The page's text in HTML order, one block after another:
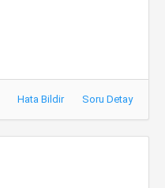
Hata Bildir Soru Detay